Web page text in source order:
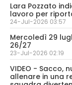
Lara Pozzato
lavoro per
24-Jul-2026 03:57
Mercoledì 29
26/27
23-Jul-2026 02:19
VIDEO - Sacco,
allenare in una